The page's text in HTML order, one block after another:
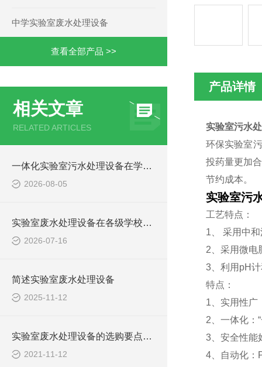
中学实验室废水处理设备
查看全部产品 >>
相关文章
RELATED ARTICLES
一体化实验室污水处理设备在学校化学实验室的应用
2026-08-05
实验室废水处理设备在各级学校的应用
2026-07-16
简述实验室废水处理设备
2025-11-12
实验室废水处理设备的选购要点，你知道多少？
2021-11-12
产品详情
实验室污水
环保实验室
投药量更加
节约成本。
实验室污
工艺特点：
1、 采用中
2、采用微电
3、利用pH
特点：
1、实用性广
2、一体化：
3、安全性能
4、自动化：